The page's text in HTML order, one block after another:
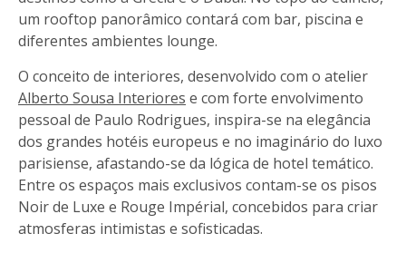
um rooftop panorâmico contará com bar, piscina e
diferentes ambientes lounge.
O conceito de interiores, desenvolvido com o atelier
Alberto Sousa Interiores e com forte envolvimento
pessoal de Paulo Rodrigues, inspira-se na elegância
dos grandes hotéis europeus e no imaginário do luxo
parisiense, afastando-se da lógica de hotel temático.
Entre os espaços mais exclusivos contam-se os pisos
Noir de Luxe e Rouge Impérial, concebidos para criar
atmosferas intimistas e sofisticadas.